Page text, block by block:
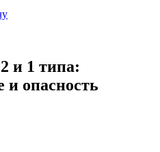
и 1 типа:
опасность